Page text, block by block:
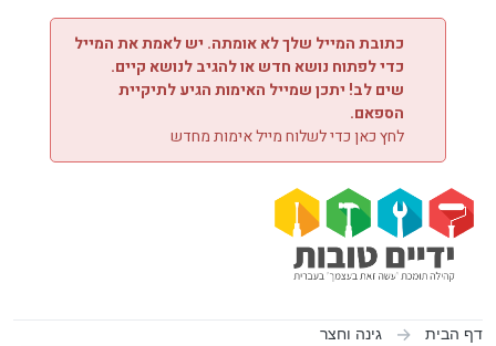
דילוג לתוכן
כתובת המייל שלך לא אומתה. יש לאמת את המייל
כדי לפתוח נושא חדש או להגיב לנושא קיים.
שים לב! יתכן שמייל האימות הגיע לתיקיית
הספאם.
לחץ כאן כדי לשלוח מייל אימות מחדש
דף הבית גינה וחצר